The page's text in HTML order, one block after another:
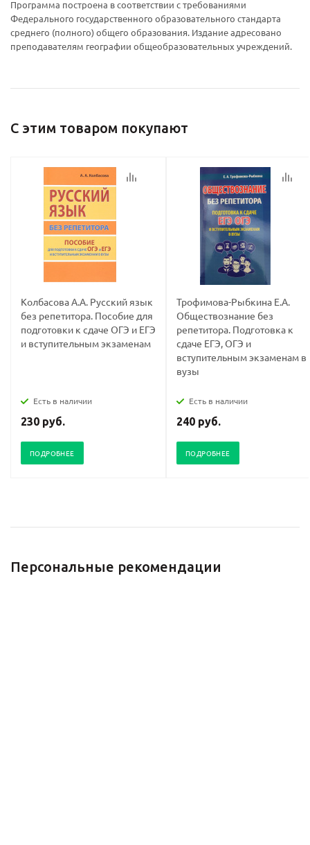
Программа построена в соответствии с требованиями
Федерального государственного образовательного стандарта
среднего (полного) общего образования. Издание адресовано
преподавателям географии общеобразовательных учреждений.
С этим товаром покупают
Колбасова А.А. Русский язык
без репетитора. Пособие для
подготовки к сдаче ОГЭ и ЕГЭ
и вступительным экзаменам
Есть в наличии
230 руб.
ПОДРОБНЕЕ
Трофимова-Рыбкина Е.А.
Обществознание без
репетитора. Подготовка к
сдаче ЕГЭ, ОГЭ и
вступительным экзаменам в
вузы
Есть в наличии
240 руб.
ПОДРОБНЕЕ
Персональные рекомендации
Ваш E-mail:
Ваш E-mail: